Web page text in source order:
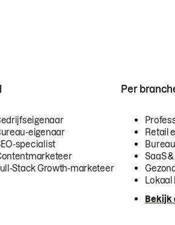
eigenaar
specialist
Stack Growth-marketeer
Per
Retail
SaaS
Bekijk